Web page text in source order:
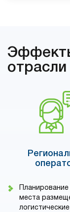
отрасли
места